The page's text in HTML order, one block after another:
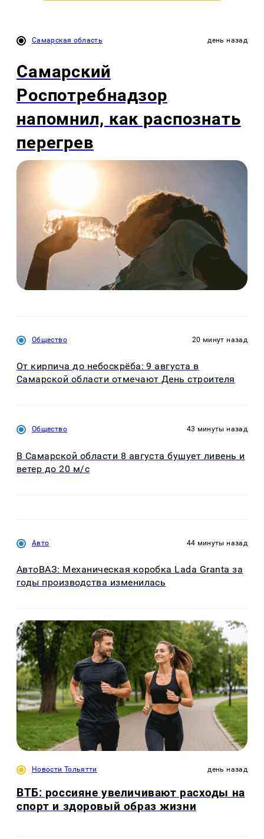
Самарская область день назад
Самарский
Роспотребнадзор
напомнил, как распознать
перегрев
Общество 20 минут назад
От кирпича до небоскрёба: 9 августа в
Самарской области отмечают День строителя
Общество 43 минуты назад
В Самарской области 8 августа бушует ливень и
ветер до 20 м/с
Авто 44 минуты назад
АвтоВАЗ: Механическая коробка Lada Granta за
годы производства изменилась
Новости Тольятти день назад
ВТБ: россияне увеличивают расходы на
спорт и здоровый образ жизни